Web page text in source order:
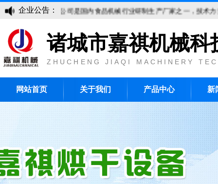
企业公告：
机械科技有限公司是国内食品机械行业研制生产厂家之一，技术力
诸城市嘉祺机械科
ZHUCHENG JIAQI MACHINERY
网站首页 关于我们 产品中心 新